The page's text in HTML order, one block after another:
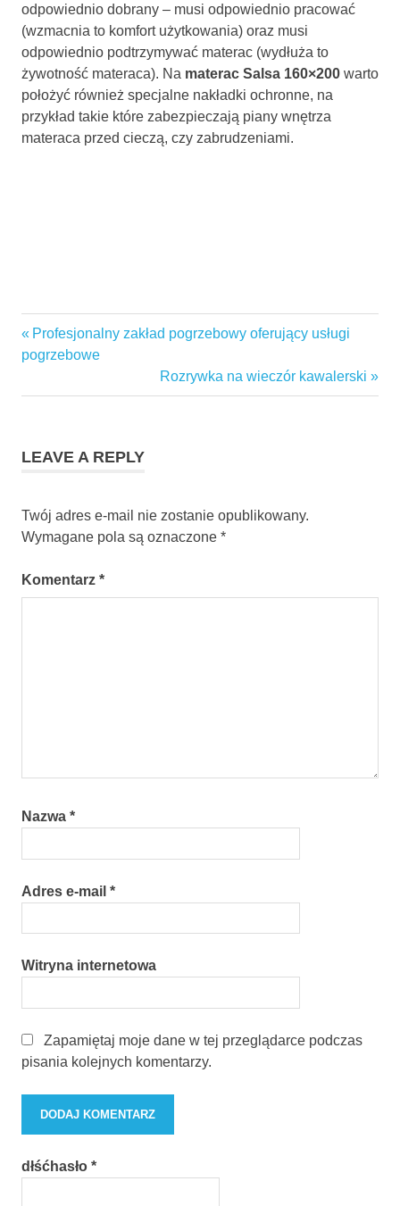
odpowiednio dobrany – musi odpowiednio pracować
(wzmacnia to komfort użytkowania) oraz musi
odpowiednio podtrzymywać materac (wydłuża to
żywotność materaca). Na materac Salsa 160×200 warto
położyć również specjalne nakładki ochronne, na
przykład takie które zabezpieczają piany wnętrza
materaca przed cieczą, czy zabrudzeniami.
Nawigacja
Previous
Post:
Profesjonalny zakład pogrzebowy oferujący usługi
pogrzebowe
Next
Post:
Rozrywka na wieczór kawalerski
LEAVE A REPLY
Twój adres e-mail nie zostanie opublikowany.
Wymagane pola są oznaczone *
Komentarz *
Nazwa *
Adres e-mail *
Witryna internetowa
Zapamiętaj moje dane w tej przeglądarce podczas
pisania kolejnych komentarzy.
dłśćhasło *